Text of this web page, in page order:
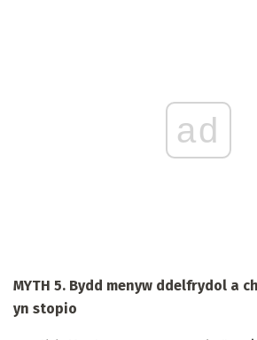
ad
MYTH 5. Bydd menyw ddelfrydol a
yn stopio